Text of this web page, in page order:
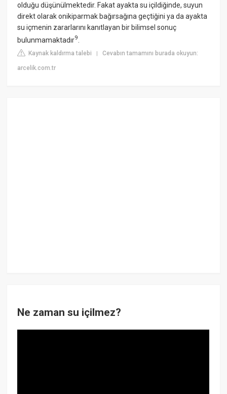
olduğu düşünülmektedir. Fakat ayakta su içildiğinde, suyun
direkt olarak onikiparmak bağırsağına geçtiğini ya da ayakta
su içmenin zararlarını kanıtlayan bir bilimsel sonuç
bulunmamaktadır9
Kaynak kaldırma talebi |Cevabın tamamını burada okuyun:
arcelik.com.tr
Ne zaman su içilmez?